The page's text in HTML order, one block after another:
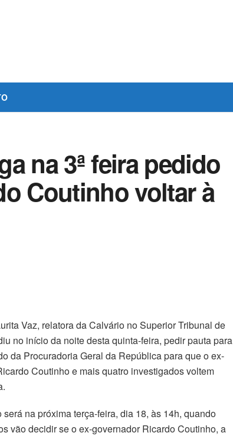
na 3ª feira pedido
Coutinho voltar à
Vaz, relatora da Calvário no Superior Tribunal de
no início da noite desta quinta-feira, pedir pauta para
da Procuradoria Geral da República para que o ex-
Coutinho e mais quatro investigados voltem
será na próxima terça-feira, dia 18, às 14h, quando
vão decidir se o ex-governador Ricardo Coutinho, a